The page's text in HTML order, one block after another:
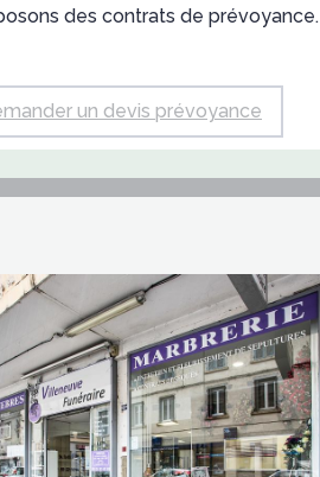
des contrats de prévoyance.
un devis prévoyance